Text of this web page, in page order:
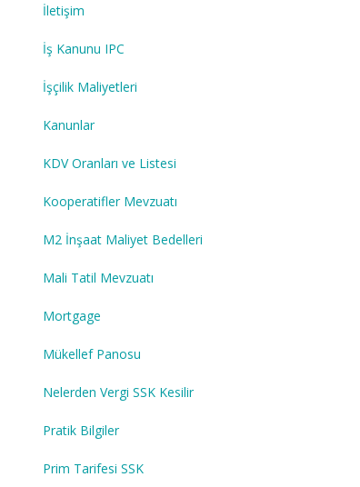
İletişim
İş Kanunu IPC
İşçilik Maliyetleri
Kanunlar
KDV Oranları ve Listesi
Kooperatifler Mevzuatı
M2 İnşaat Maliyet Bedelleri
Mali Tatil Mevzuatı
Mortgage
Mükellef Panosu
Nelerden Vergi SSK Kesilir
Pratik Bilgiler
Prim Tarifesi SSK